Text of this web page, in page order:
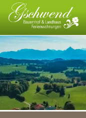
Landwirtschaft
Tiere